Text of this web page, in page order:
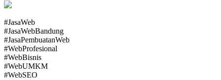
#JasaWeb
#JasaWebBandung
#JasaPembuatanWeb
#WebProfesional
#WebBisnis
#WebUMKM
#WebSEO